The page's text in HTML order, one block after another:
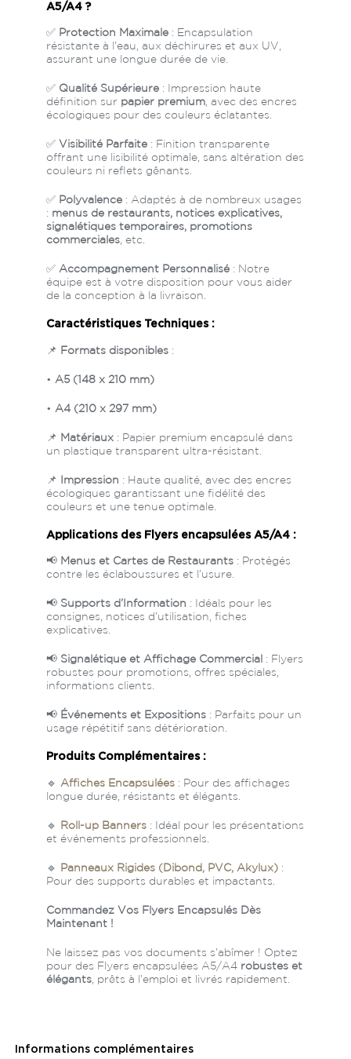
Télécharger tout nos gabarits d'impression
Télécharger notre guide PAO pour vous aider dans
la création de votre fichier
A5/A4 ?
✅ Protection Maximale : Encapsulation
résistante à l’eau, aux déchirures et aux UV,
assurant une longue durée de vie.
✅ Qualité Supérieure : Impression haute
définition sur papier premium, avec des encres
écologiques pour des couleurs éclatantes.
✅Visibilité Parfaite : Finition transparente
offrant une lisibilité optimale, sans altération des
couleurs ni reflets gênants.
✅ Polyvalence : Adaptés à de nombreux usages
: menus de restaurants, notices explicatives,
signalétiques temporaires, promotions
commerciales, etc.
✅Accompagnement Personnalisé : Notre
équipe est à votre disposition pour vous aider
de la conception à la livraison.
Caractéristiques Techniques :
📌 Formats disponibles :
• A5 (148 x 210 mm)
• A4 (210 x 297 mm)
📌 Matériaux : Papier premium encapsulé dans
un plastique transparent ultra-résistant.
📌 Impression : Haute qualité, avec des encres
écologiques garantissant une fidélité des
couleurs et une tenue optimale.
Applications des Flyers encapsulées A5/A4 :
📢 Menus et Cartes de Restaurants : Protégés
contre les éclaboussures et l’usure.
📢 Supports d’Information : Idéals pour les
consignes, notices d’utilisation, fiches
explicatives.
📢 Signalétique et Affichage Commercial : Flyers
robustes pour promotions, offres spéciales,
informations clients.
📢 Événements et Expositions : Parfaits pour un
usage répétitif sans détérioration.
Produits Complémentaires :
🔹 Affiches Encapsulées : Pour des affichages
longue durée, résistants et élégants.
🔹 Roll-up Banners : Idéal pour les présentations
et événements professionnels.
🔹 Panneaux Rigides (Dibond, PVC, Akylux) :
Pour des supports durables et impactants.
Commandez Vos Flyers Encapsulés Dès
Maintenant !
Ne laissez pas vos documents s’abîmer ! Optez
pour des Flyers encapsulées A5/A4 robustes et
élégants , prêts à l’emploi et livrés rapidement.
Informations complémentaires